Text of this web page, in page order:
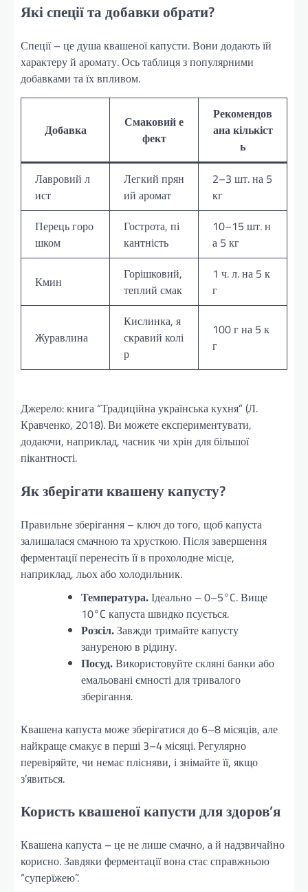
Які спеції та добавки обрати?
Спеції – це душа квашеної капусти. Вони додають їй
характеру й аромату. Ось таблиця з популярними
добавками та їх впливом.
Добавка
Смаковий е
фект
Рекомендов
ана кількіст
ь
Лавровий л
ист
Легкий прян
ий аромат
2–3 шт. на 5
кг
Перець горо
шком
Гострота, пі
кантність
10–15 шт. н
а 5 кг
Кмин
Горішковий,
теплий смак
1 ч. л. на 5 к
г
Журавлина
Кислинка, я
скравий колі
р
100 г на 5 к
г
Джерело: книга “Традиційна українська кухня” (Л.
Кравченко, 2018). Ви можете експериментувати,
додаючи, наприклад, часник чи хрін для більшої
пікантності.
Як зберігати квашену капусту?
Правильне зберігання – ключ до того, щоб капуста
залишалася смачною та хрусткою. Після завершення
ферментації перенесіть її в прохолодне місце,
наприклад, льох або холодильник.
Температура.Ідеально – 0–5°C. Вище
10°C капуста швидко псується.
Розсіл.Завжди тримайте капусту
зануреною в рідину.
Посуд.Використовуйте скляні банки або
емальовані ємності для тривалого
зберігання.
Квашена капуста може зберігатися до 6–8 місяців, але
найкраще смакує в перші 3–4 місяці. Регулярно
перевіряйте, чи немає плісняви, і знімайте її, якщо
з’явиться.
Користь квашеної капусти для здоров’я
Квашена капуста – це не лише смачно, а й надзвичайно
корисно. Завдяки ферментації вона стає справжньою
“суперїжею”.